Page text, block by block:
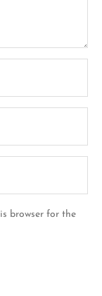
browser for the